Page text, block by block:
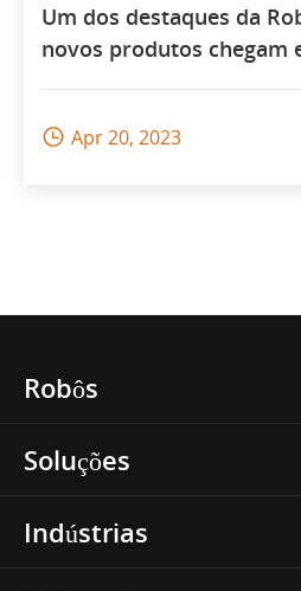
Um dos destaques da
novos produtos chegam
 Apr 20, 2023
Robôs
Soluções
Indústrias